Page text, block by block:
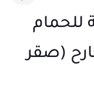
للحمام
(صقر